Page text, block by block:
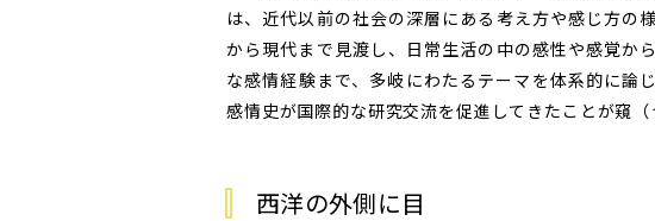
は、近代以前の社会の深層にある考え方や感じ方の
から現代まで見渡し、日常生活の中の感性や感覚か
な感情経験まで、多岐にわたるテーマを体系的に論
感情史が国際的な研究交流を促進してきたことが窺（
西洋の外側に目